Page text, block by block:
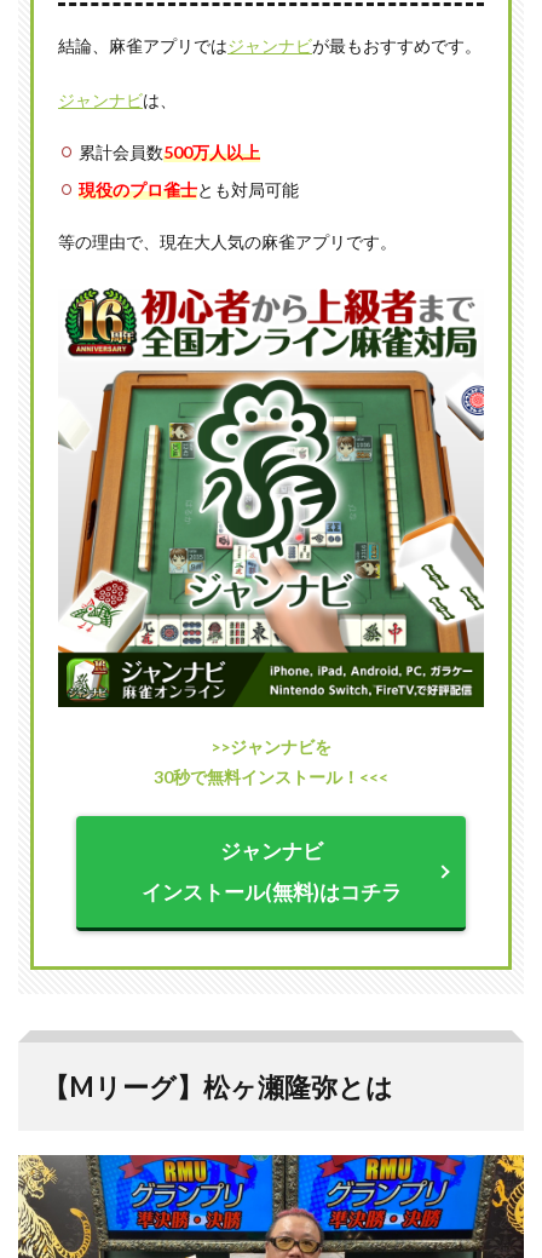
瀬隆
弥の
経歴
学歴
いて
松ヶ
先チ
3.1
これ
まで
所属
した
チー
3.2
今後
戦歴
4.1
個人
4.2
ム成
結論、麻雀アプリではジャンナビが最もおすすめです。
ジャンナビは、
累計会員数500万人以上
現役のプロ雀士とも対局可能
等の理由で、現在大人気の麻雀アプリです。
>>ジャンナビを
30秒で無料インストール！<<<
ジャンナビ
インストール(無料)はコチラ
【Mリーグ】松ヶ瀬隆弥とは